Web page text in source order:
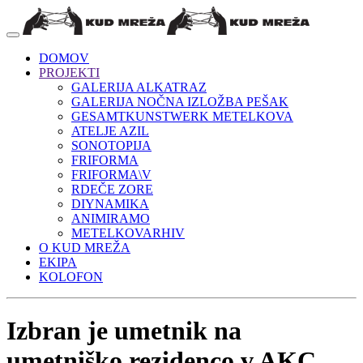
DOMOV
PROJEKTI
GALERIJA ALKATRAZ
GALERIJA NOČNA IZLOŽBA PEŠAK
GESAMTKUNSTWERK METELKOVA
ATELJE AZIL
SONOTOPIJA
FRIFORMA
FRIFORMA\V
RDEČE ZORE
DIYNAMIKA
ANIMIRAMO
METELKOVARHIV
O KUD MREŽA
EKIPA
KOLOFON
Izbran je umetnik na